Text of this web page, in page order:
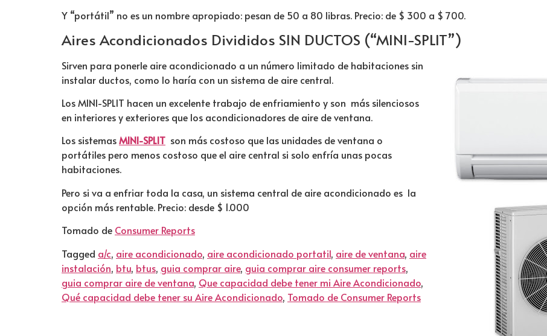
Y “portátil” no es un nombre apropiado: pesan de 50 a 80 libras. Precio: de $ 300 a $ 700.
Aires Acondicionados Divididos SIN DUCTOS (“MINI-SPLIT”)
Sirven para ponerle aire acondicionado a un número limitado de habitaciones sin
instalar ductos, como lo haría con un sistema de aire central.
Los MINI-SPLIT hacen un excelente trabajo de enfriamiento y son más silenciosos
en interiores y exteriores que los acondicionadores de aire de ventana.
Los sistemasMINI-SPLIT son más costoso que las unidades de ventana o
portátiles pero menos costoso que el aire central si solo enfría unas pocas
habitaciones.
Pero si va a enfriar toda la casa, un sistema central de aire acondicionado es la
opción más rentable. Precio: desde $ 1.000
Tomado de Consumer Reports
Tagged a/c, aire acondicionado, aire acondicionado portatil, aire de ventana, aire
instalación, btu, btus, guia comprar aire, guia comprar aire consumer reports,
guia comprar aire de ventana, Que capacidad debe tener mi Aire Acondicionado,
Qué capacidad debe tener su Aire Acondicionado, Tomado de Consumer Reports